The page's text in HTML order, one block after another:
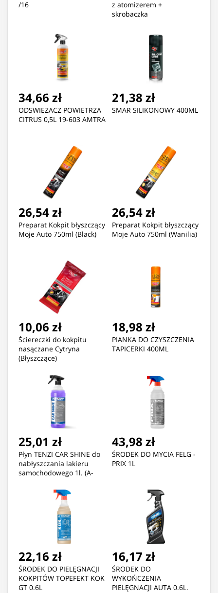
/16
z atomizerem +
skrobaczka
34,66 zł
ODSWIEZACZ POWIETRZA
CITRUS 0,5L 19-603 AMTRA
21,38 zł
SMAR SILIKONOWY 400ML
26,54 zł
Preparat Kokpit błyszczący
Moje Auto 750ml (Black)
26,54 zł
Preparat Kokpit błyszczący
Moje Auto 750ml (Wanilia)
10,06 zł
Ściereczki do kokpitu
nasączane Cytryna
(Błyszczące)
18,98 zł
PIANKA DO CZYSZCZENIA
TAPICERKI 400ML
25,01 zł
Płyn TENZI CAR SHINE do
nabłyszczania lakieru
samochodowego 1l. (A-
43,98 zł
ŚRODEK DO MYCIA FELG -
PRIX 1L
22,16 zł
ŚRODEK DO PIELĘGNACJI
KOKPITÓW TOPEFEKT KOK
GT 0.6L
16,17 zł
ŚRODEK DO
WYKOŃCZENIA
PIELĘGNACJI AUTA 0.6L.